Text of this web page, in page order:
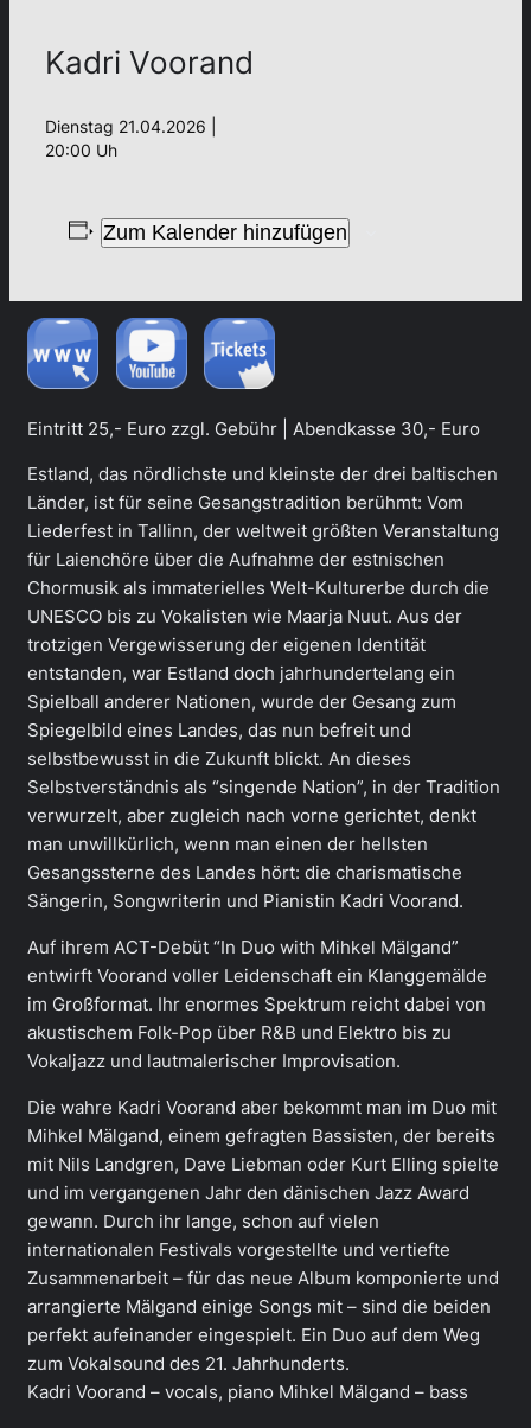
Kadri Voorand
Dienstag 21.04.2026 |
20:00 Uh
Zum Kalender hinzufügen
Eintritt 25,- Euro zzgl. Gebühr | Abendkasse 30,- Euro
Estland, das nördlichste und kleinste der drei baltischen
Länder, ist für seine Gesangstradition berühmt: Vom
Liederfest in Tallinn, der weltweit größten Veranstaltung
für Laienchöre über die Aufnahme der estnischen
Chormusik als immaterielles Welt-Kulturerbe durch die
UNESCO bis zu Vokalisten wie Maarja Nuut. Aus der
trotzigen Vergewisserung der eigenen Identität
entstanden, war Estland doch jahrhundertelang ein
Spielball anderer Nationen, wurde der Gesang zum
Spiegelbild eines Landes, das nun befreit und
selbstbewusst in die Zukunft blickt. An dieses
Selbstverständnis als “singende Nation”, in der Tradition
verwurzelt, aber zugleich nach vorne gerichtet, denkt
man unwillkürlich, wenn man einen der hellsten
Gesangssterne des Landes hört: die charismatische
Sängerin, Songwriterin und Pianistin Kadri Voorand.
Auf ihrem ACT-Debüt “In Duo with Mihkel Mälgand”
entwirft Voorand voller Leidenschaft ein Klanggemälde
im Großformat. Ihr enormes Spektrum reicht dabei von
akustischem Folk-Pop über R&B und Elektro bis zu
Vokaljazz und lautmalerischer Improvisation.
Die wahre Kadri Voorand aber bekommt man im Duo mit
Mihkel Mälgand, einem gefragten Bassisten, der bereits
mit Nils Landgren, Dave Liebman oder Kurt Elling spielte
und im vergangenen Jahr den dänischen Jazz Award
gewann. Durch ihr lange, schon auf vielen
internationalen Festivals vorgestellte und vertiefte
Zusammenarbeit – für das neue Album komponierte und
arrangierte Mälgand einige Songs mit – sind die beiden
perfekt aufeinander eingespielt. Ein Duo auf dem Weg
zum Vokalsound des 21. Jahrhunderts.
Kadri Voorand – vocals, piano Mihkel Mälgand – bass